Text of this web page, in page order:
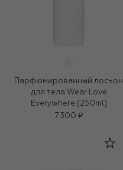
Парфюмированный лосьон
для тела Wear Love
Everywhere (250ml)
7 300 ₽